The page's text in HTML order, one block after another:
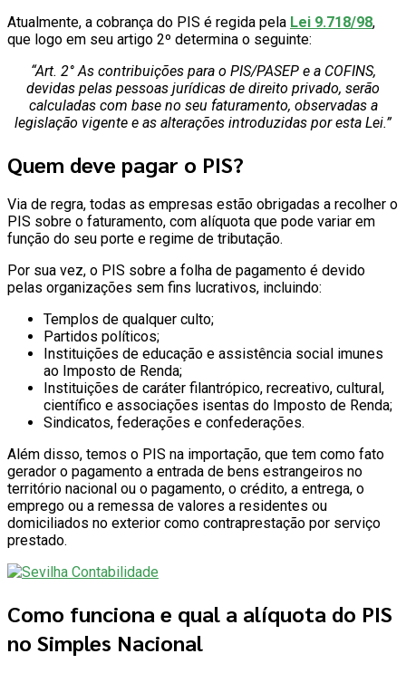
Atualmente, a cobrança do PIS é regida pela Lei 9.718/98,
que logo em seu artigo 2º determina o seguinte:
“Art. 2° As contribuições para o PIS/PASEP e a COFINS,
devidas pelas pessoas jurídicas de direito privado, serão
calculadas com base no seu faturamento, observadas a
legislação vigente e as alterações introduzidas por esta Lei.”
Quem deve pagar o PIS?
Via de regra, todas as empresas estão obrigadas a recolher o
PIS sobre o faturamento, com alíquota que pode variar em
função do seu porte e regime de tributação.
Por sua vez, o PIS sobre a folha de pagamento é devido
pelas organizações sem fins lucrativos, incluindo:
Templos de qualquer culto;
Partidos políticos;
Instituições de educação e assistência social imunes
ao Imposto de Renda;
Instituições de caráter filantrópico, recreativo, cultural,
científico e associações isentas do Imposto de Renda;
Sindicatos, federações e confederações.
Além disso, temos o PIS na importação, que tem como fato
gerador o pagamento a entrada de bens estrangeiros no
território nacional ou o pagamento, o crédito, a entrega, o
emprego ou a remessa de valores a residentes ou
domiciliados no exterior como contraprestação por serviço
prestado.
Como funciona e qual a alíquota do PIS
no Simples Nacional